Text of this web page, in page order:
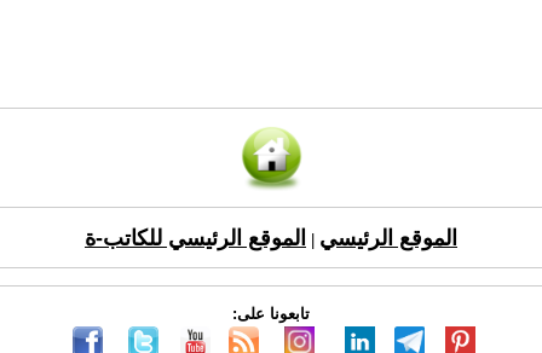
الموقع الرئيسي الموقع الرئيسي للكاتب-ة
تابعونا على: